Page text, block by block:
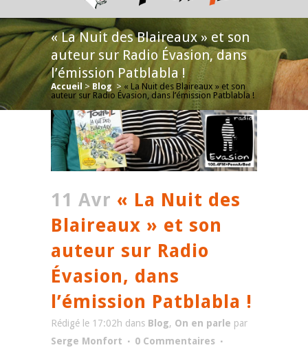
« La Nuit des Blaireaux » et son
auteur sur Radio Évasion, dans
l’émission Patblabla !
Accueil > Blog > « La Nuit des Blaireaux » et son
auteur sur Radio Évasion, dans l’émission Patblabla !
11 Avr « La Nuit des
Blaireaux » et son
auteur sur Radio
Évasion, dans
l’émission Patblabla !
Rédigé le 17:02h dans Blog, On en parle par
Serge Monfort
0 Commentaires